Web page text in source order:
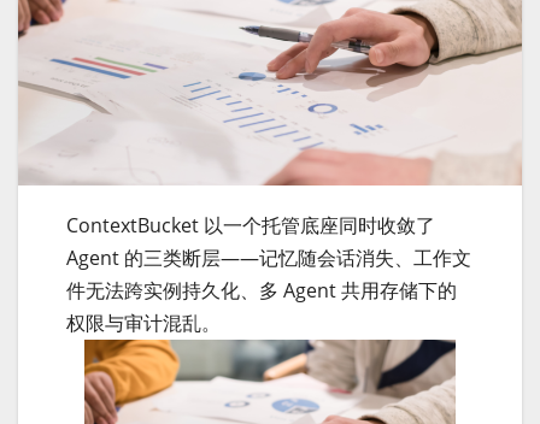
ContextBucket 以一个托管底座同时收敛了
Agent 的三类断层——记忆随会话消失、工作文
件无法跨实例持久化、多 Agent 共用存储下的
权限与审计混乱。